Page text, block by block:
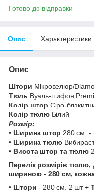
Готово до відправки
Опис Характеристики
Опис
Штори Мікровелюр/
Тюль Вуаль-шифон
Колір штор Сіро-
Колір тюлю Білий
Розмір:
• Ширина штор 280 см. -
• Ширина тюлю
• Висота штор та тюлю
Перелік розмірів тюлю,
шириною - 280 см,
• Штори - 280 см. 2 шт +